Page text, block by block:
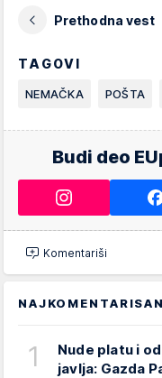
Prethodna vest
TAGOVI
NEMAČKA POŠTA
Budi deo
Komentariši
1
Nude platu i
javlja: Gazda